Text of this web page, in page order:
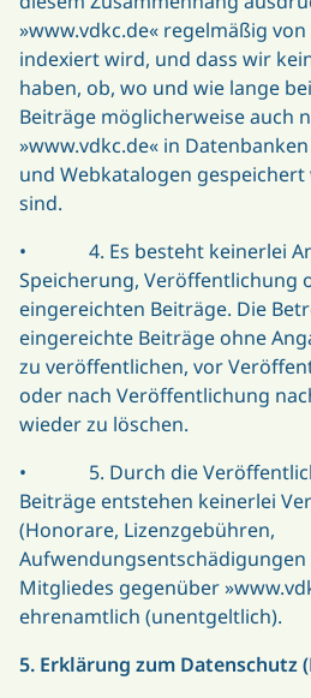
»www.vdkc.de« regelmäßig
indexiert wird, und dass wir
haben, ob, wo und wie lange
Beiträge möglicherweise auch
»www.vdkc.de« in
und Webkatalogen
sind.
• 4. Es besteht keinerlei
Speicherung, Veröffentlichung
eingereichten Beiträge. Die
eingereichte Beiträge ohne
zu veröffentlichen, vor
oder nach Veröffentlichung
wieder zu löschen.
• 5. Durch die
Beiträge entstehen keinerlei
(Honorare, Lizenzgebühren,
Aufwendungsentschädigungen
Mitgliedes gegenüber
ehrenamtlich (unentgeltlich).
5. Erklärung zum Datenschutz